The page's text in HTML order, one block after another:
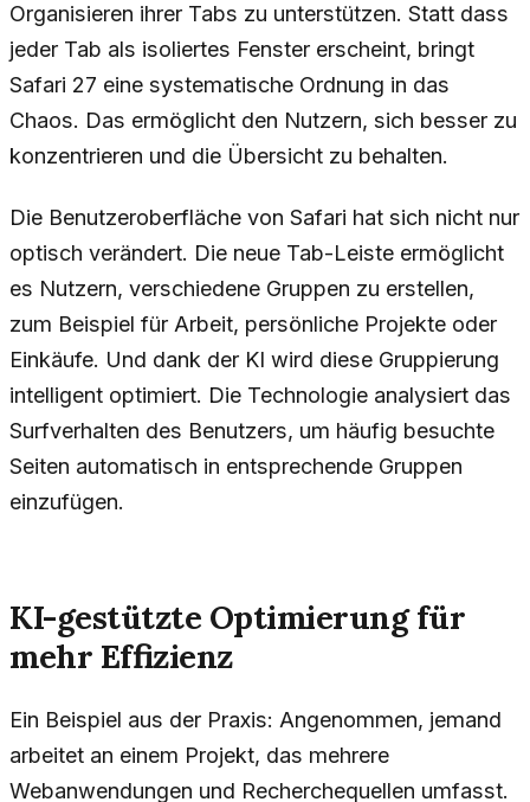
Organisieren ihrer Tabs zu unterstützen. Statt dass
jeder Tab als isoliertes Fenster erscheint, bringt
Safari 27 eine systematische Ordnung in das
Chaos. Das ermöglicht den Nutzern, sich besser zu
konzentrieren und die Übersicht zu behalten.
Die Benutzeroberfläche von Safari hat sich nicht nur
optisch verändert. Die neue Tab-Leiste ermöglicht
es Nutzern, verschiedene Gruppen zu erstellen,
zum Beispiel für Arbeit, persönliche Projekte oder
Einkäufe. Und dank der KI wird diese Gruppierung
intelligent optimiert. Die Technologie analysiert das
Surfverhalten des Benutzers, um häufig besuchte
Seiten automatisch in entsprechende Gruppen
einzufügen.
KI-gestützte Optimierung für
mehr Effizienz
Ein Beispiel aus der Praxis: Angenommen, jemand
arbeitet an einem Projekt, das mehrere
Webanwendungen und Recherchequellen umfasst.